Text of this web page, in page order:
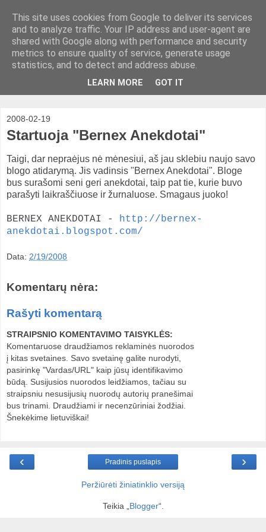
2008-02-19
Startuoja "Bernex Anekdotai"
Taigi, dar nepraėjus nė mėnesiui, aš jau sklebiu naujo savo
blogo atidarymą. Jis vadinsis "Bernex Anekdotai". Bloge
bus surašomi seni geri anekdotai, taip pat tie, kurie buvo
parašyti laikraščiuose ir žurnaluose. Smagaus juoko!
BERNEX ANEKDOTAI - http://bernex-
anekdotai.blogspot.com/
Data: 2/19/2008
Komentarų nėra:
Rašyti komentarą
STRAIPSNIO KOMENTAVIMO TAISYKLĖS:
Komentaruose draudžiamos reklaminės nuorodos
į kitas svetaines. Savo svetainę galite nurodyti,
pasirinkę "Vardas/URL" kaip jūsų identifikavimo
būdą. Susijusios nuorodos leidžiamos, tačiau su
straipsniu nesusijusių nuorodų autorių pranešimai
bus trinami. Draudžiami ir necenzūriniai žodžiai.
Šnekėkime lietuviškai!
‹ ›
Pradinis puslapis
Peržiūrėti žiniatinklio versiją
Teikia „ Blogger“.
This site uses cookies from Google to deliver its services
and to analyze traffic. Your IP address and user-agent are
shared with Google along with performance and security
metrics to ensure quality of service, generate usage
statistics, and to detect and address abuse.
LEARN MORE GOT IT